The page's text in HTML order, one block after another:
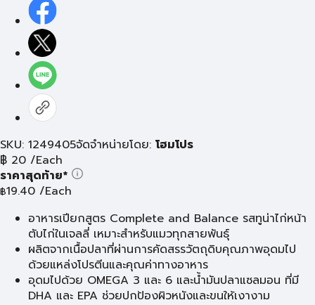
SKU: 1249405จัดจำหน่ายโดย: โฮมโปร
฿ 20 /Each
ราคาสุดท้าย*
฿19.40 /Each
อาหารเปียกสูตร Complete and Balance รสทูน่าไก่หน้า
ตับไก่ในเจลลี่ เหมาะสำหรับแมวทุกสายพันธุ์
ผลิตจากเนื้อปลาที่ผ่านการคัดสรรวัตถุดิบคุณภาพอุดมไป
ด้วยแหล่งโปรตีนและคุณค่าทางอาหาร
อุดมไปด้วย OMEGA 3 และ 6 และน้ำมันปลาแซลมอน ที่มี
DHA และ EPA ช่วยปกป้องผิวหนังและขนให้เงางาม